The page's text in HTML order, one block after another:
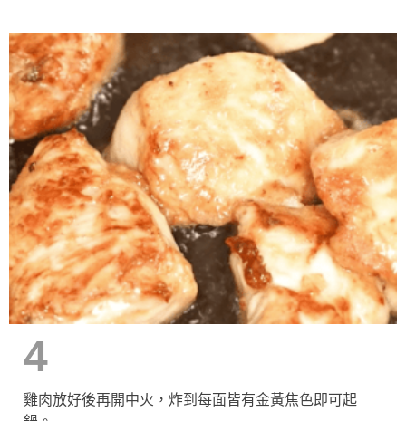
4
雞肉放好後再開中火，炸到每面皆有金黃焦色即可起